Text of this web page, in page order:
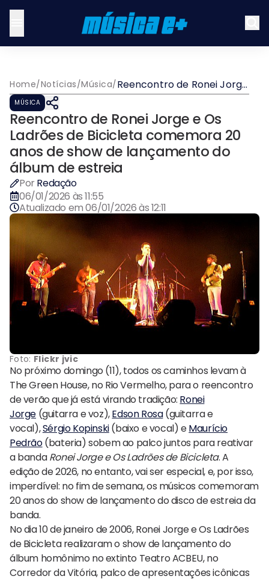
Home/Notícias/Música/Reencontro de Ronei Jorge
e Os Ladrões de Bicicleta
show de lançamento do
álbum de estreia
MÚSICA
Reencontro de Ronei Jorge e Os
Ladrões de Bicicleta comemora 20
anos de show de lançamento do
álbum de estreia
Por Redação
06/01/2026 às 11:55
Atualizado em06/01/2026 às 12:11
Foto: Flickr jvic
No próximo domingo (11), todos os caminhos levam à
The Green House, no Rio Vermelho, para o reencontro
de verão que já está virando tradição: Ronei
Jorge (guitarra e voz),Edson Rosa(guitarra e
vocal),Sérgio Kopinski(baixo e vocal) eMaurício
Pedrão(bateria) sobem ao palco juntos para reativar
a bandaRonei Jorge e Os Ladrões de Bicicleta. A
edição de 2026, no entanto, vai ser especial, e, por isso,
imperdível: no fim de semana, os músicos comemoram
20 anos do show de lançamento do disco de estreia da
banda.
No dia 10 de janeiro de 2006, Ronei Jorge e Os Ladrões
de Bicicleta realizaram o show de lançamento do
álbum homônimo no extinto Teatro ACBEU, no
Corredor da Vitória, palco de apresentações icônicas